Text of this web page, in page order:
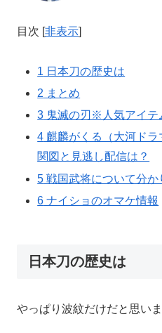
目次 [非表示]
1 日本刀の歴史は
2 まとめ
3 鬼滅の刃※人気アイテ
4 麒麟がくる（大河ド
関図と見逃し配信は？
5 戦国武将について分か
6 ナイショのオマケ情報
日本刀の歴史は
やっぱり波紋だけだと思い